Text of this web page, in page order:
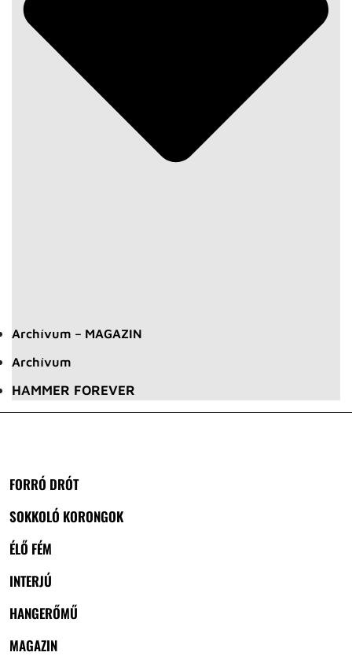
Archívum – MAGAZIN
Archívum
HAMMER FOREVER
FORRÓ DRÓT
SOKKOLÓ KORONGOK
ÉLŐ FÉM
INTERJÚ
HANGERŐMŰ
MAGAZIN